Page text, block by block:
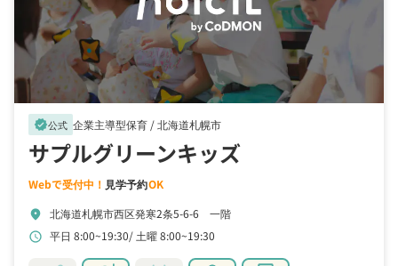
verified公式 企業主導型保育 /北海道札幌市
サプルグリーンキッズ
Webで受付中！ 見学予約OK
location_on 北海道札幌市西区発寒2条5-6-6 一階
schedule 平日 8:00~19:30 土曜 8:00~19:30